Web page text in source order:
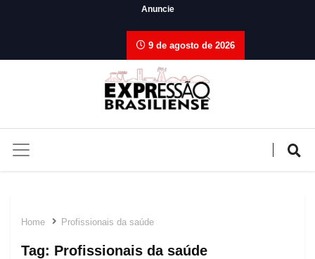
Anuncie
9 de agosto de 2026
Home Profissionais da saúde
Tag: Profissionais da saúde